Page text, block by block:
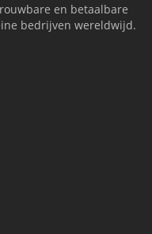
en betaalbare
bedrijven wereldwijd.